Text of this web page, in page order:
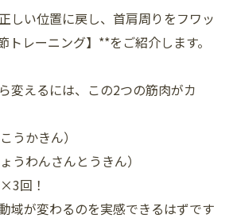
しい位置に戻し、首肩周りをフワッ
トレーニング】**をご紹介します。
変えるには、この2つの筋肉がカ
うかきん）
うわんさんとうきん）
回！
域が変わるのを実感できるはずです